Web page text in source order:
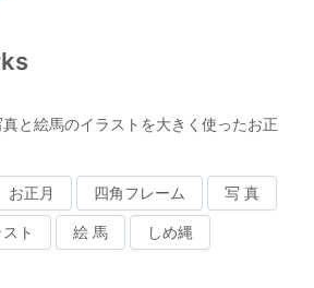
真と絵馬のイラストを大きく使ったお正
お正月 四角フレーム 写 真
ト 絵 馬 しめ縄